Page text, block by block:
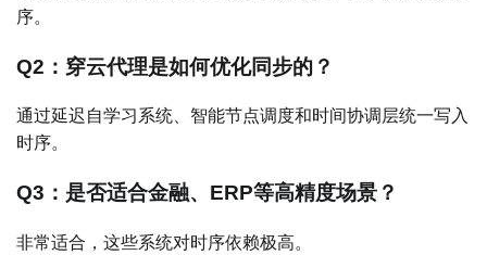
序。
Q2：穿云代理是如何优化同步的？
通过延迟自学习系统、智能节点调度和时间协调层统一写入
时序。
Q3：是否适合金融、ERP等高精度场景？
非常适合，这些系统对时序依赖极高。